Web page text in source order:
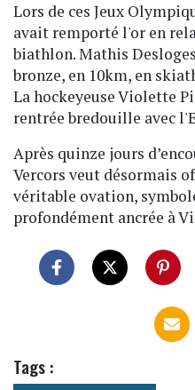
Lors de ces Jeux
avait remporté l'or en
biathlon. Mathis
bronze, en 10km, en
La hockeyeuse Violette
rentrée bredouille avec
Après quinze jours
Vercors veut désormais
véritable ovation,
profondément ancrée à
Tags :